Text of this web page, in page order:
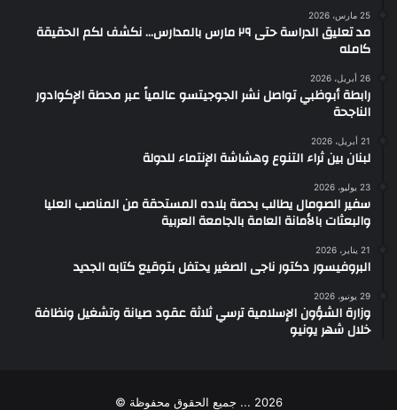
25 مارس، 2026
مد تعليق الدراسة حتى ٢٩ مارس بالمدارس… نكشف لكم الحقيقة
كامله
26 أبريل، 2026
رابطة أبوظبي تواصل نشر الجوجيتسو عالمياً عبر محطة الإكوادور
الناجحة
21 أبريل، 2026
لبنان بين ثراء التنوع وهشاشة الإنتماء للدولة
23 يوليو، 2026
سفير الصومال يطالب بحصة بلاده المستحقة من المناصب العليا
والبعثات بالأمانة العامة بالجامعة العربية
21 يناير، 2026
البروفيسور دكتور ناجى الصغير يحتفل بتوقيع كتابه الجديد
29 يونيو، 2026
وزارة الشؤون الإسلامية ترسي ثلاثة عقود صيانة وتشغيل ونظافة
خلال شهر يونيو
2026 ... جميع الحقوق محفوظة ©